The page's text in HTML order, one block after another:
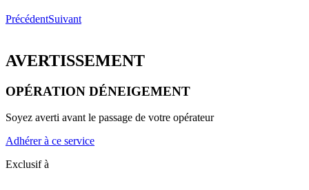
PrécédentSuivant
AVERTISSEMENT
OPÉRATION DÉNEIGEMENT
Soyez averti avant le passage de votre opérateur
Adhérer à ce service
Exclusif à